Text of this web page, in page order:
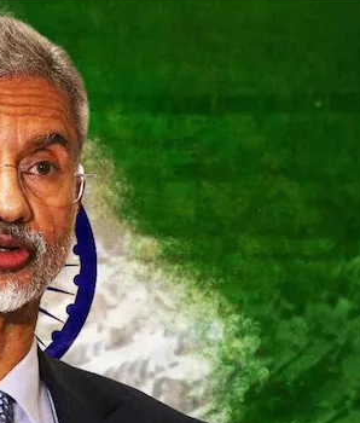
निर्विरोध
गए हैं। इनमें मौजूदा समय में विदेश मंत्री
3 और गोवा की एक सीट पर अब
बढ़ गई है, जबकि कांग्रेस की एक सीट